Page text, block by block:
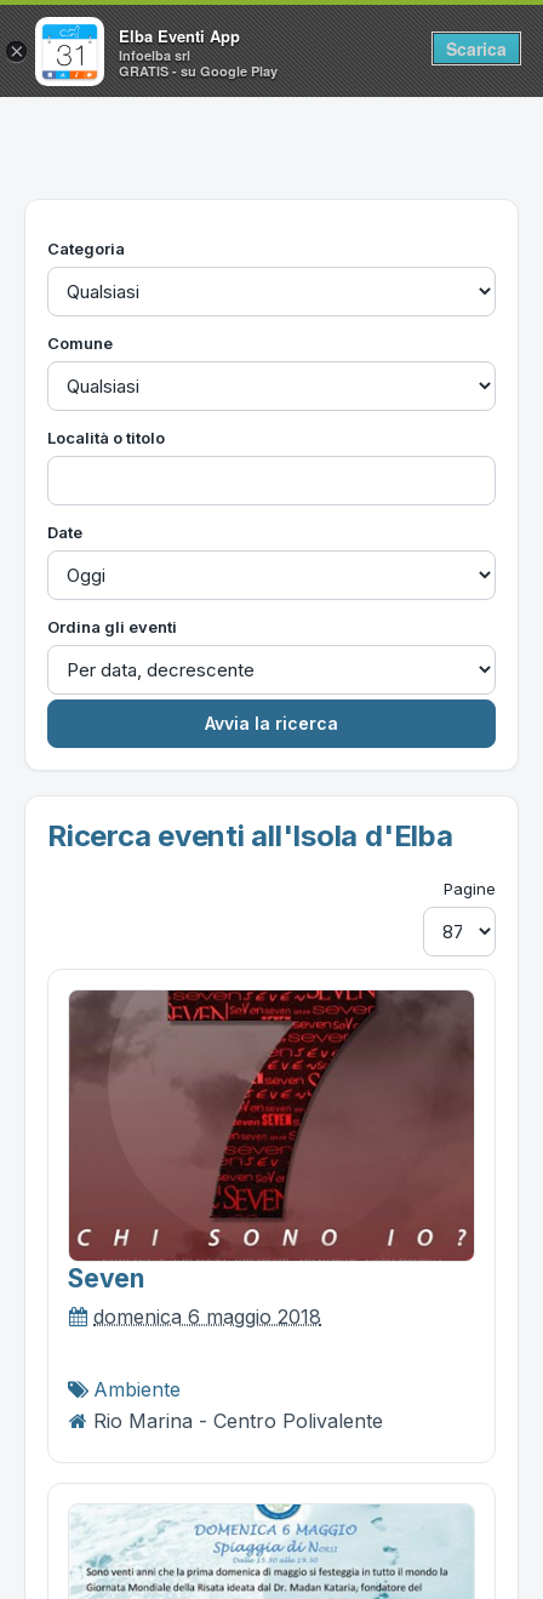
Home
Utilità
Categoria
Comune
Località o titolo
Date
Ordina gli eventi
Ricerca eventi all'Isola d'Elba
Pagine
Seven
domenica 6 maggio 2018
Ambiente
Rio Marina - Centro Polivalente
×
Elba Eventi App
Infoelba srl
GRATIS - su Google Play
Scarica